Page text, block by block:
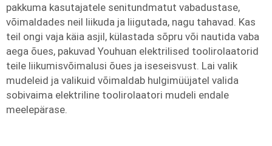
pakkuma kasutajatele senitundmatut vabadustase,
võimaldades neil liikuda ja liigutada, nagu tahavad. Kas
teil ongi vaja käia asjil, külastada sõpru või nautida vaba
aega õues, pakuvad Youhuan elektrilised toolirolaatorid
teile liikumisvõimalusi õues ja iseseisvust. Lai valik
mudeleid ja valikuid võimaldab hulgimüüjatel valida
sobivaima elektriline toolirolaatori mudeli endale
meelepärase.